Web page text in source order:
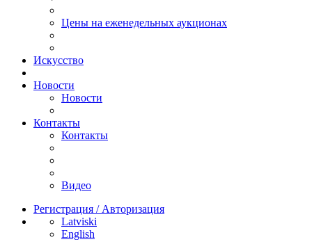
Цены на еженедельных аукционах
Искусствo
Новости
Новости
Контакты
Контакты
Видео
Регистрация / Авторизация
Latviski
English